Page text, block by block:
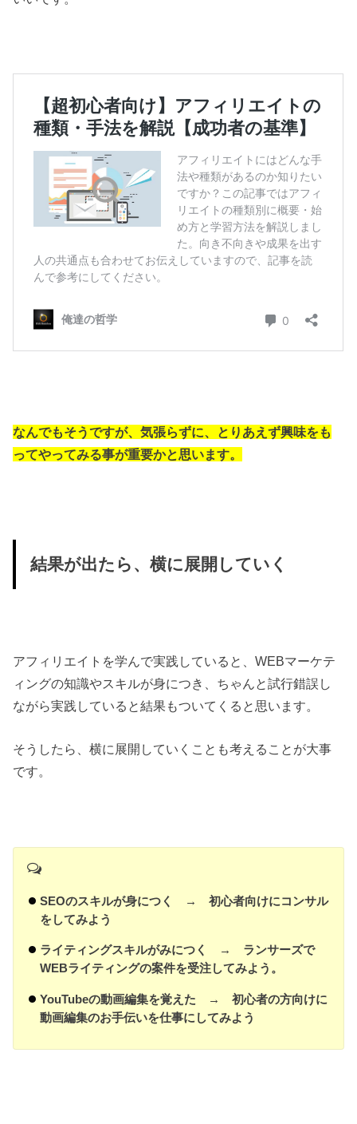
なんでもそうですが、気張らずに、とりあえず興味をも
ってやってみる事が重要かと思います。
結果が出たら、横に展開していく
アフィリエイトを学んで実践していると、WEBマーケテ
ィングの知識やスキルが身につき、ちゃんと試行錯誤し
ながら実践していると結果もついてくると思います。
そうしたら、横に展開していくことも考えることが大事
です。
SEOのスキルが身につく → 初心者向けにコンサル
をしてみよう
ライティングスキルがみにつく → ランサーズで
WEBライティングの案件を受注してみよう。
YouTubeの動画編集を覚えた → 初心者の方向けに
動画編集のお手伝いを仕事にしてみよう